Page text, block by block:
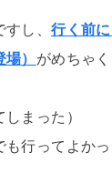
すし、行く前
） がめちゃ
まった）
も行ってよか